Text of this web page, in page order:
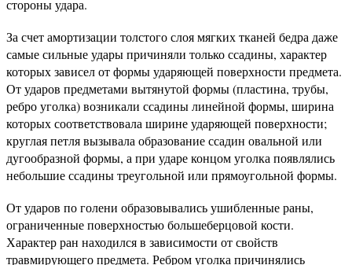
стороны удара.
За счет амортизации толстого слоя мягких тканей бедра даже
самые сильные удары причиняли только ссадины, характер
которых зависел от формы ударяющей поверхности предмета.
От ударов предметами вытянутой формы (пластина, трубы,
ребро уголка) возникали ссадины линейной формы, ширина
которых соответствовала ширине ударяющей поверхности;
круглая петля вызывала образование ссадин овальной или
дугообразной формы, а при ударе концом уголка появлялись
небольшие ссадины треугольной или прямоугольной формы.
От ударов по голени образовывались ушибленные раны,
ограниченные поверхностью большеберцовой кости.
Характер ран находился в зависимости от свойств
травмирующего предмета. Ребром уголка причинялись